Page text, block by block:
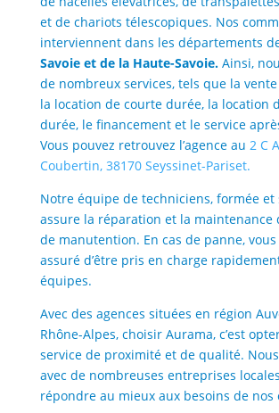
et de chariots télescopiques. Nos
interviennent dans les départements de
Savoie et de la Haute-Savoie.Ainsi,
de nombreux services, tels que la vente
la location de courte durée, la location
durée, le financement et le service
Vous pouvez retrouvez l’agence au 2 C
Coubertin, 38170 Seyssinet-Pariset.
Notre équipe de techniciens, formée et
assure la réparation et la maintenance
de manutention. En cas de panne,
assuré d’être pris en charge
équipes.
Avec des agences situées en région
Rhône-Alpes, choisir Aurama, c’est
service de proximité et de qualité.
avec de nombreuses entreprises
répondre au mieux aux besoins de nos